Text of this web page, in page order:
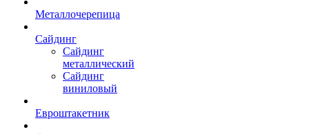
Металлочерепица
Сайдинг
Сайдинг
металлический
Сайдинг
виниловый
Евроштакетник